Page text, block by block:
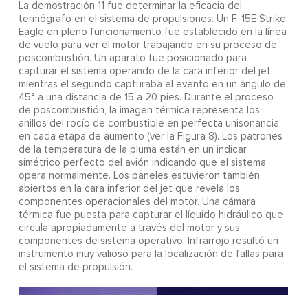
La demostración 11 fue determinar la eficacia del
termógrafo en el sistema de propulsiones. Un F-15E Strike
Eagle en pleno funcionamiento fue establecido en la línea
de vuelo para ver el motor trabajando en su proceso de
poscombustión. Un aparato fue posicionado para
capturar el sistema operando de la cara inferior del jet
mientras el segundo capturaba el evento en un ángulo de
45° a una distancia de 15 a 20 pies. Durante el proceso
de poscombustión, la imagen térmica representa los
anillos del rocío de combustible en perfecta unisonancia
en cada etapa de aumento (ver la Figura 8). Los patrones
de la temperatura de la pluma están en un indicar
simétrico perfecto del avión indicando que el sistema
opera normalmente. Los paneles estuvieron también
abiertos en la cara inferior del jet que revela los
componentes operacionales del motor. Una cámara
térmica fue puesta para capturar el líquido hidráulico que
circula apropiadamente a través del motor y sus
componentes de sistema operativo. Infrarrojo resultó un
instrumento muy valioso para la localización de fallas para
el sistema de propulsión.